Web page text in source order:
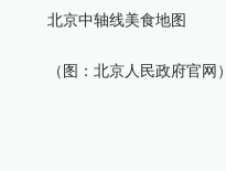
北京中轴线美食地图
（图：北京人民政府官网